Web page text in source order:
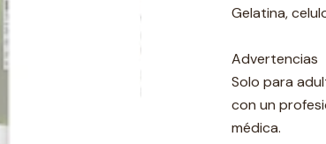
Gelatina,
Advertencias
Solo para
con un
médica.